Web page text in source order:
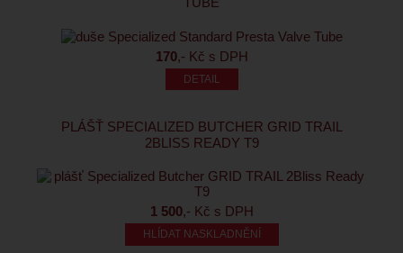
170,- Kč s DPH
PLÁŠŤ SPECIALIZED BUTCHER GRID TRAIL
2BLISS READY T9
1 500,- Kč s DPH
HLÍDAT NASKLADNĚNÍ